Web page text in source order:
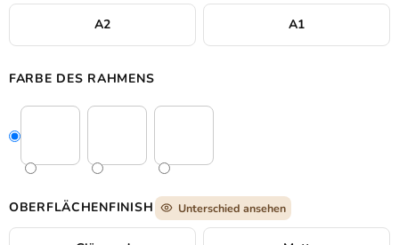
A2 A1
FARBE DES RAHMENS
OBERFLÄCHENFINISH Unterschied ansehen